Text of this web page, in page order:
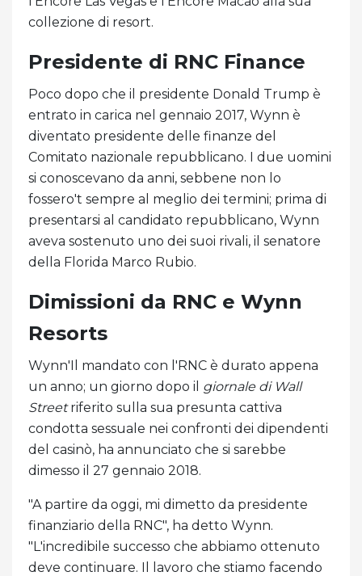
collezione di resort.
Presidente di RNC Finance
Poco dopo che il presidente Donald Trump è
entrato in carica nel gennaio 2017, Wynn è
diventato presidente delle finanze del
Comitato nazionale repubblicano. I due uomini
si conoscevano da anni, sebbene non lo
fossero't sempre al meglio dei termini; prima di
presentarsi al candidato repubblicano, Wynn
aveva sostenuto uno dei suoi rivali, il senatore
della Florida Marco Rubio.
Dimissioni da RNC e Wynn
Resorts
Wynn'Il mandato con l'RNC è durato appena
un anno; un giorno dopo il giornale di Wall
Streetriferito sulla sua presunta cattiva
condotta sessuale nei confronti dei dipendenti
del casinò, ha annunciato che si sarebbe
dimesso il 27 gennaio 2018.
"A partire da oggi, mi dimetto da presidente
finanziario della RNC", ha detto Wynn.
"L'incredibile successo che abbiamo ottenuto
deve continuare. Il lavoro che stiamo facendo